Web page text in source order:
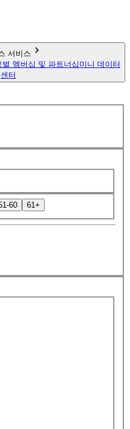
서비스
벌 멤버십 및 파트너십 미니 데이터
센터
60 61+